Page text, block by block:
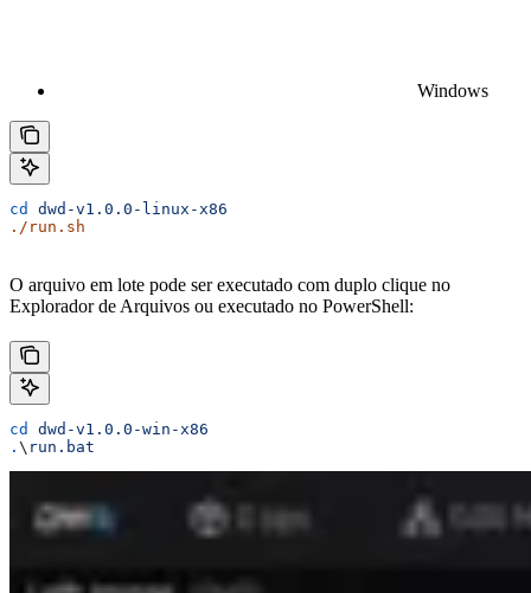
Windows
cd
dwd-v1.0.0-linux-x86
./run.sh
O arquivo em lote pode ser executado com duplo clique no
Explorador de Arquivos ou executado no PowerShell:
cd
dwd-v1.0.0-win-x86
. \ run.bat